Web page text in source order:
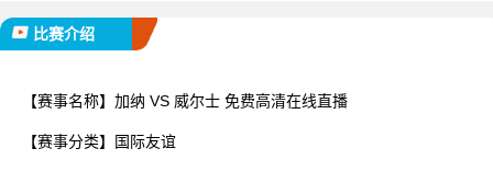
比赛介绍
【赛事名称】 加纳 VS 威尔士 免费高清在线直播
【赛事分类】 国际友谊